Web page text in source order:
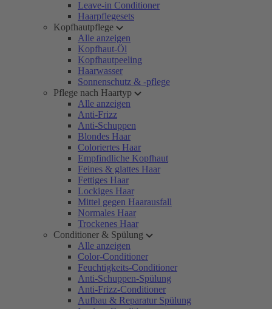
Leave-in Conditioner
Haarpflegesets
Kopfhautpflege
Alle anzeigen
Kopfhaut-Öl
Kopfhautpeeling
Haarwasser
Sonnenschutz & -pflege
Pflege nach Haartyp
Alle anzeigen
Anti-Frizz
Anti-Schuppen
Blondes Haar
Coloriertes Haar
Empfindliche Kopfhaut
Feines & glattes Haar
Fettiges Haar
Lockiges Haar
Mittel gegen Haarausfall
Normales Haar
Trockenes Haar
Conditioner & Spülung
Alle anzeigen
Color-Conditioner
Feuchtigkeits-Conditioner
Anti-Schuppen-Spülung
Anti-Frizz-Conditioner
Aufbau & Reparatur Spülung